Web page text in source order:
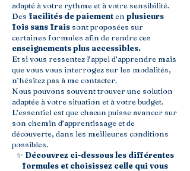
adapté à votre rythme et à votre sensibilité.
Des facilités de paiementen plusieurs
fois sans frais sont proposées sur
certaines formules afin de rendre ces
enseignements plus accessibles.
Et si vous ressentez l’appel d’apprendre mais
que vous vous interrogez sur les modalités,
n’hésitez pas à me contacter.
Nous pouvons souvent trouver une solution
adaptée à votre situation et à votre budget.
L’essentiel est que chacun puisse avancer sur
son chemin d’apprentissage et de
découverte, dans les meilleures conditions
possibles.
✨ Découvrez ci-dessous les différentes
formules et choisissez celle qui vous